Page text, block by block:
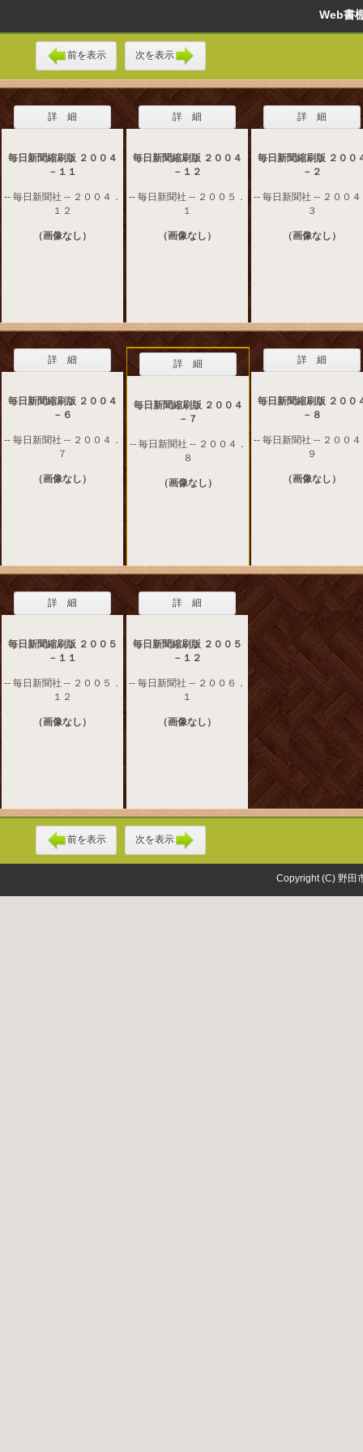
Web
前を表示 次を表示
詳 細
毎日新聞縮刷版 ２００４
－１１
-- 毎日新聞社 -- ２００４．
１２
（画像なし）
詳 細
毎日新聞縮刷版 ２００４
－１２
-- 毎日新聞社 -- ２００５．
１
（画像なし）
詳 細
毎日新聞縮刷版 ２００
－２
-- 毎日新聞社 -- ２００４
３
（画像なし）
詳 細
毎日新聞縮刷版 ２００４
－６
-- 毎日新聞社 -- ２００４．
７
（画像なし）
詳 細
毎日新聞縮刷版 ２００４
－７
-- 毎日新聞社 -- ２００４．
８
（画像なし）
詳 細
毎日新聞縮刷版 ２００
－８
-- 毎日新聞社 -- ２００４
９
（画像なし）
詳 細
毎日新聞縮刷版 ２００５
－１１
-- 毎日新聞社 -- ２００５．
１２
（画像なし）
詳 細
毎日新聞縮刷版 ２００５
－１２
-- 毎日新聞社 -- ２００６．
１
（画像なし）
前を表示 次を表示
Copyright (C) 野田